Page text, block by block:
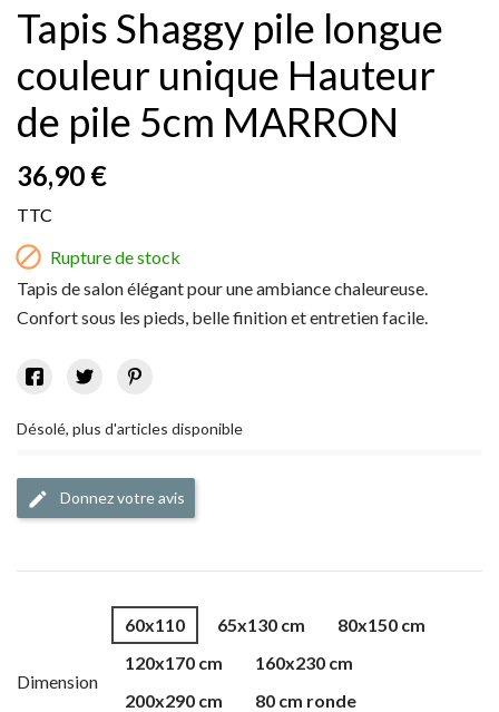
Tapis Shaggy pile longue
couleur unique Hauteur
de pile 5cm MARRON
36,90 €
TTC
 Rupture de stock
Tapis de salon élégant pour une ambiance chaleureuse.
Confort sous les pieds, belle finition et entretien facile.
Désolé, plus d'articles disponible
edit Donnez votre avis
Dimension
60x110 65x130 cm
80x150 cm
120x170 cm
160x230 cm
200x290 cm
80 cm ronde